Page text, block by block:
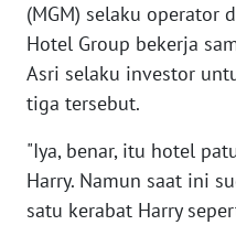
(MGM) selaku operator
Hotel Group bekerja
Asri selaku investor
tiga tersebut.
"Iya, benar, itu hotel
Harry. Namun saat ini
satu kerabat Harry
KARIR
DISCLAIMER
Wahana
News
Regional